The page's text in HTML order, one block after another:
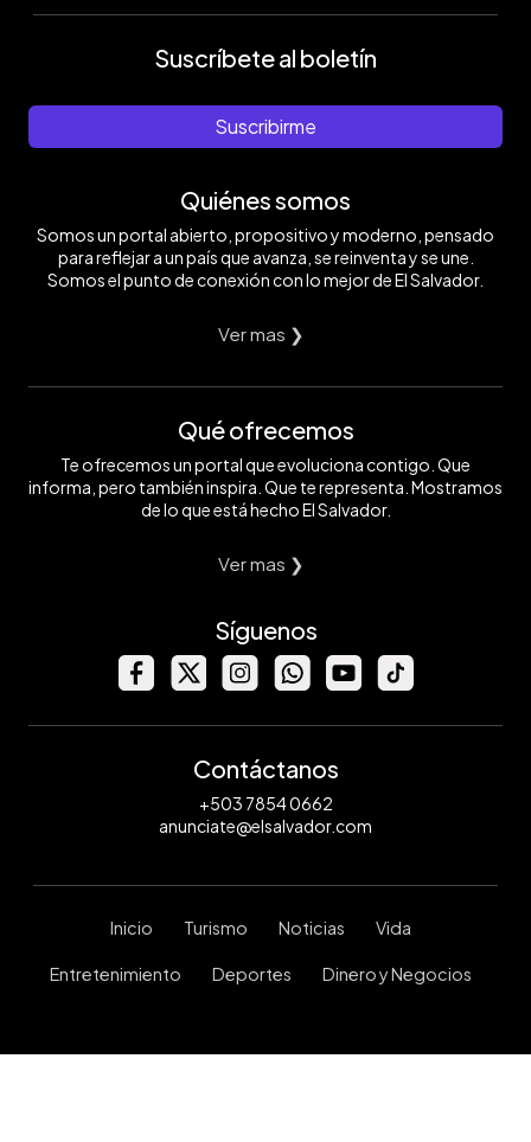
Suscríbete al boletín
Suscribirme
Quiénes somos
Somos un portal abierto, propositivo y moderno, pensado
para reflejar a un país que avanza, se reinventa y se une.
Somos el punto de conexión con lo mejor de El Salvador.
Ver mas ❯
Qué ofrecemos
Te ofrecemos un portal que evoluciona contigo. Que
informa, pero también inspira. Que te representa. Mostramos
de lo que está hecho El Salvador.
Ver mas ❯
Síguenos
Contáctanos
+503 7854 0662
anunciate@elsalvador.com
Inicio Turismo Noticias Vida
Entretenimiento Deportes Dinero y Negocios